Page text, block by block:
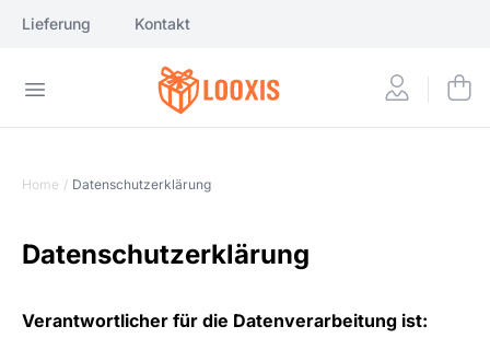
Lieferung Kontakt
Home / Datenschutzerklärung
Datenschutzerklärung
Verantwortlicher für die Datenverarbeitung ist: